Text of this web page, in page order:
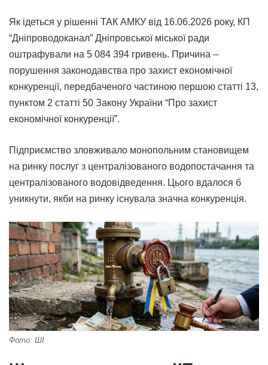
Як ідеться у рішенні ТАК АМКУ від 16.06.2026 року, КП
“Дніпроводоканал” Дніпровської міської ради
оштрафували на 5 084 394 гривень. Причина –
порушення законодавства про захист економічної
конкуренції, передбаченого частиною першою статті 13,
пунктом 2 статті 50 Закону України “Про захист
економічної конкуренції”.
Підприємство зловживало монопольним становищем
на ринку послуг з централізованого водопостачання та
централізованого водовідведення. Цього вдалося б
уникнути, якби на ринку існувала значна конкуренція.
Фото: ШІ